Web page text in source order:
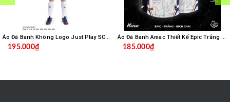
Áo Đá Banh Không Logo Just Play SC04 - Trắng
195.000₫
Áo Đá Banh Amac Thiết Kế Epic Trắng Bích
185.000₫